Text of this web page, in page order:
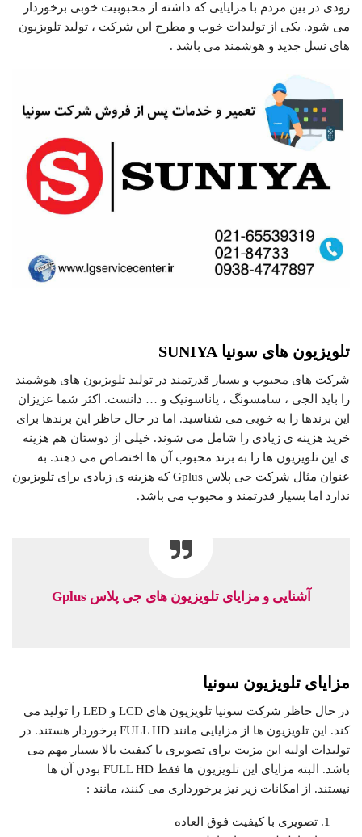
زودی در بین مردم با مزایایی که داشته از محبوبیت خوبی برخوردار
می شود. یکی از تولیدات خوب و مطرح این شرکت ، تولید تلویزیون
های نسل جدید و هوشمند می باشد .
تلویزیون های سونیا SUNIYA
شرکت های محبوب و بسیار قدرتمند در تولید تلویزیون های هوشمند
را باید الجی ، سامسونگ ، پاناسونیک و … دانست. اکثر شما عزیزان
این برندها را به خوبی می شناسید. اما در حال حاظر این برندها برای
خرید هزینه ی زیادی را شامل می شوند. خیلی از دوستان هم هزینه
ی این تلویزیون ها را به برند محبوب آن ها اختصاص می دهند. به
عنوان مثال شرکت جی پلاس Gplus که هزینه ی زیادی برای تلویزیون
ندارد اما بسیار قدرتمند و محبوب می باشد.
آشنایی و مزایای تلویزیون های جی پلاس Gplus
مزایای تلویزیون سونیا
در حال حاظر شرکت سونیا تلویزیون های LCD و LED را تولید می
کند. این تلویزیون ها از مزایایی مانند FULL HD برخوردار هستند. در
تولیدات اولیه این مزیت برای تصویری با کیفیت بالا بسیار مهم می
باشد. البته مزایای این تلویزیون ها فقط FULL HD بودن آن ها
نیستند. از امکانات زیر نیز برخورداری می کنند، مانند :
تصویری با کیفیت فوق العاده